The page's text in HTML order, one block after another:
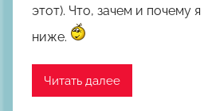
м
этот). Что, зачем и почему
ниже.
Читать далее